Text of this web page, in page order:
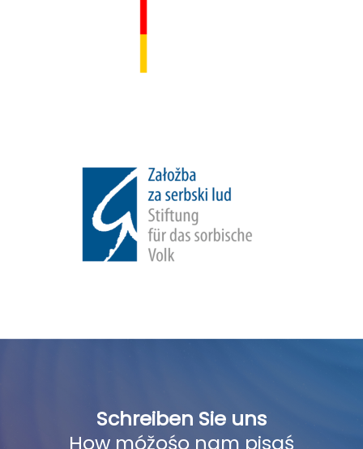
Schreiben Sie uns
How móžośo nam pisaś